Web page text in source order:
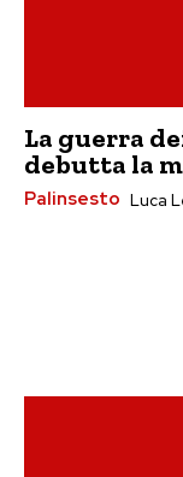
La guerra
debutta la
Palinsesto Luca